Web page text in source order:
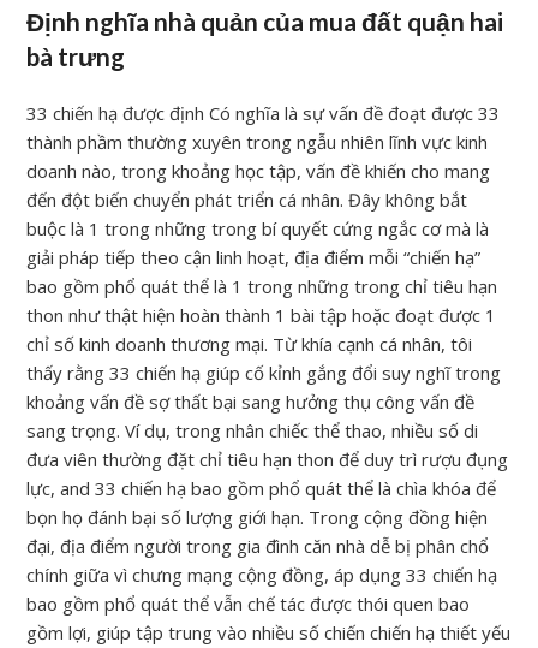
Định nghĩa nhà quản của mua đất quận hai
bà trưng
33 chiến hạ được định Có nghĩa là sự vấn đề đoạt được 33
thành phầm thường xuyên trong ngẫu nhiên lĩnh vực kinh
doanh nào, trong khoảng học tập, vấn đề khiến cho mang
đến đột biến chuyển phát triển cá nhân. Đây không bắt
buộc là 1 trong những trong bí quyết cứng ngắc cơ mà là
giải pháp tiếp theo cận linh hoạt, địa điểm mỗi “chiến hạ”
bao gồm phổ quát thể là 1 trong những trong chỉ tiêu hạn
thon như thật hiện hoàn thành 1 bài tập hoặc đoạt được 1
chỉ số kinh doanh thương mại. Từ khía cạnh cá nhân, tôi
thấy rằng 33 chiến hạ giúp cố kỉnh gắng đổi suy nghĩ trong
khoảng vấn đề sợ thất bại sang hưởng thụ công vấn đề
sang trọng. Ví dụ, trong nhân chiếc thể thao, nhiều số di
đưa viên thường đặt chỉ tiêu hạn thon để duy trì rượu đụng
lực, and 33 chiến hạ bao gồm phổ quát thể là chìa khóa để
bọn họ đánh bại số lượng giới hạn. Trong cộng đồng hiện
đại, địa điểm người trong gia đình căn nhà dễ bị phân chổ
chính giữa vì chưng mạng cộng đồng, áp dụng 33 chiến hạ
bao gồm phổ quát thể vẫn chế tác được thói quen bao
gồm lợi, giúp tập trung vào nhiều số chiến chiến hạ thiết yếu